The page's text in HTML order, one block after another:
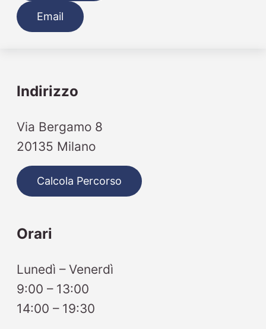
Email
Indirizzo
Via Bergamo 8
20135 Milano
Calcola Percorso
Orari
Lunedì – Venerdì
9:00 – 13:00
14:00 – 19:30